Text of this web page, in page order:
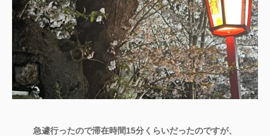
急遽行ったので滞在時間15分くらいだったのですが、